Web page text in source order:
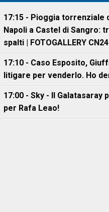
17:15 - Pioggia torrenziale
Napoli a Castel di Sangro:
spalti | FOTOGALLERY CN24
17:10 - Caso Esposito,
litigare per venderlo. Ho
17:00 - Sky - Il
per Rafa Leao!